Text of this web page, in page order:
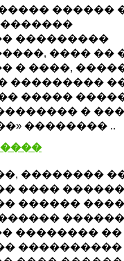
������
���������
���� ��
� ����,
���������
�����
�
�������� ..
��������
����
������
�������� ��
����������